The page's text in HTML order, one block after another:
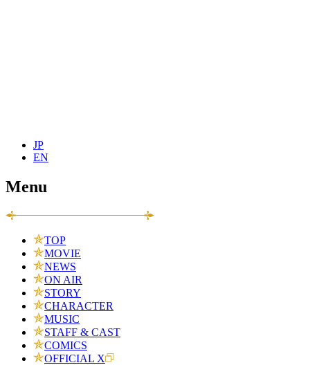
JP
EN
Menu
TOP
MOVIE
NEWS
ON AIR
STORY
CHARACTER
MUSIC
STAFF & CAST
COMICS
OFFICIAL X